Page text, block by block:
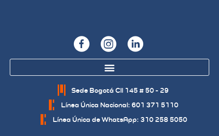
Sede Bogotá Cll 145 # 50 - 29
Línea Única Nacional: 601 371 5110
Línea Única de WhatsApp: 310 258 5050